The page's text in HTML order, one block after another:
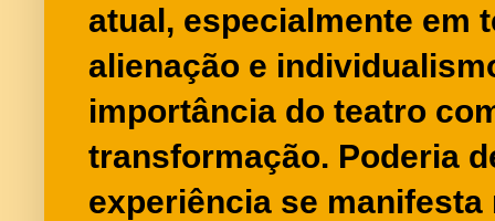
atual, especialmente em
alienação e
importância do teatro
transformação. Poderia
experiência se manifesta